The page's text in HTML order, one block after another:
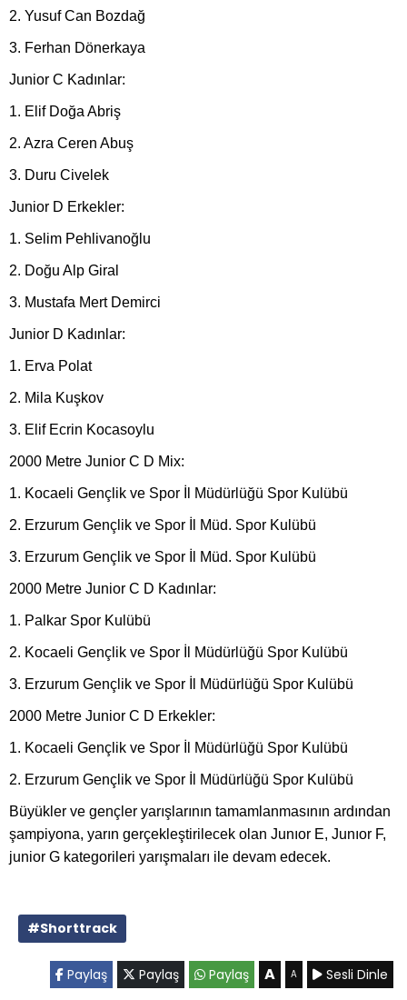
2. Yusuf Can Bozdağ
3. Ferhan Dönerkaya
Junior C Kadınlar:
1. Elif Doğa Abriş
2. Azra Ceren Abuş
3. Duru Civelek
Junior D Erkekler:
1. Selim Pehlivanoğlu
2. Doğu Alp Giral
3. Mustafa Mert Demirci
Junior D Kadınlar:
1. Erva Polat
2. Mila Kuşkov
3. Elif Ecrin Kocasoylu
2000 Metre Junior C D Mix:
1. Kocaeli Gençlik ve Spor İl Müdürlüğü Spor Kulübü
2. Erzurum Gençlik ve Spor İl Müd. Spor Kulübü
3. Erzurum Gençlik ve Spor İl Müd. Spor Kulübü
2000 Metre Junior C D Kadınlar:
1. Palkar Spor Kulübü
2. Kocaeli Gençlik ve Spor İl Müdürlüğü Spor Kulübü
3. Erzurum Gençlik ve Spor İl Müdürlüğü Spor Kulübü
2000 Metre Junior C D Erkekler:
1. Kocaeli Gençlik ve Spor İl Müdürlüğü Spor Kulübü
2. Erzurum Gençlik ve Spor İl Müdürlüğü Spor Kulübü
Büyükler ve gençler yarışlarının tamamlanmasının ardından
şampiyona, yarın gerçekleştirilecek olan Junıor E, Junıor F,
junior G kategorileri yarışmaları ile devam edecek.
#Shorttrack
Paylaş Paylaş Paylaş A A Sesli Dinle